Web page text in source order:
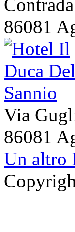
86081
Via
86081
Un altro